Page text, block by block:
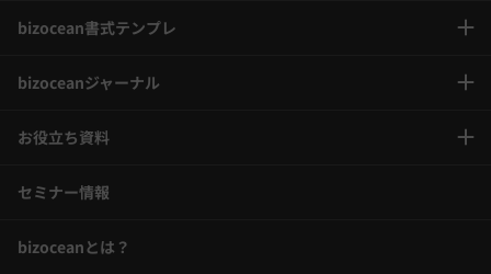
bizocean書式テンプレ
bizoceanジャーナル
お役立ち資料
セミナー情報
bizoceanとは？